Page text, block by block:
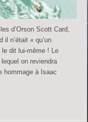
d’Orson Scott Card,
n’était « qu’un
le dit lui-même ! Le
on reviendra
hommage à Isaac